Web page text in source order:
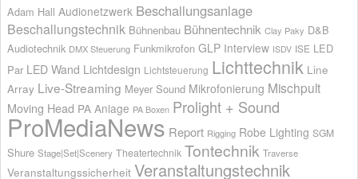
Adam Hall Audionetzwerk Beschallungsanlage
Beschallungstechnik Bühnenbau Bühnentechnik Clay Paky D&B
Audiotechnik DMX Steuerung Funkmikrofon GLP Interview ISDV ISE LED
Par LED Wand Lichtdesign Lichtsteuerung Lichttechnik Line
Array Live-Streaming Meyer Sound Mikrofonierung Mischpult
Moving Head PA Anlage PA Boxen Prolight + Sound
ProMediaNews Report Rigging Robe Lighting SGM
Shure Stage|Set|Scenery Theatertechnik Tontechnik Traverse
Veranstaltungssicherheit Veranstaltungstechnik